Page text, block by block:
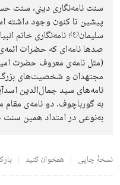
سنت نامه‌نگاری دینی، سنت
پیشین تا کنون وجود داشته
سلیمان(ع)؛ نامه‌نگاری خاتم
صدها نامه‌ای که حضرات
(مثل نامه‌ی معروف حضرت
مجتهدان و شخصیت‌های بزرگ
نامه‌های سید جمال‌الدین
به گورباچوف. دو نامه‌ی
به‌نوعی در امتداد همین
نسخهٔ چاپی همخوان کنید